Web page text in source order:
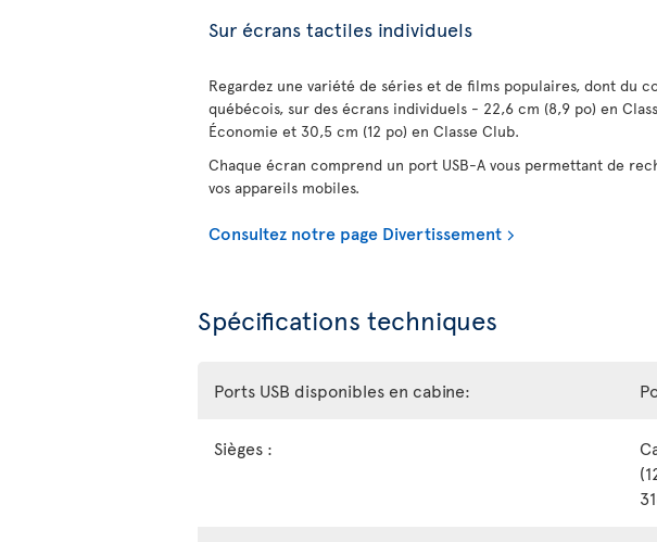
Sur écrans tactiles individuels
Regardez une variété de séries et de films populaires, dont du
québécois, sur des écrans individuels - 22,6 cm (8,9 po) en
Économie et 30,5 cm (12 po) en Classe Club.
Chaque écran comprend un port USB-A vous permettant de
vos appareils mobiles.
Consultez notre page Divertissement
Spécifications techniques
Ports USB disponibles en cabine:
Sièges :